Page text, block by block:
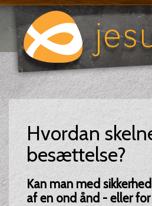
Hvordan
besættelse?
Kan man med
af en ond ånd - eller